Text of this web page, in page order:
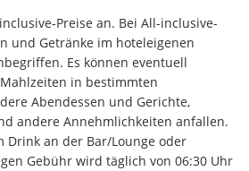
Preise an. Bei All-inclusive-
und Getränke im hoteleigenen
Es können eventuell
in bestimmten
Abendessen und Gerichte,
andere Annehmlichkeiten anfallen.
Drink an der Bar/Lounge oder
Gebühr wird täglich von 06:30 Uhr